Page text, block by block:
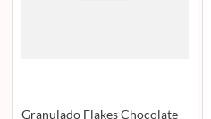
Granulado Flakes Chocolate